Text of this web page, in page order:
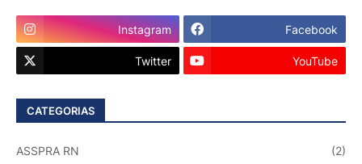
Instagram Facebook
Twitter YouTube
CATEGORIAS
ASSPRA RN (2)